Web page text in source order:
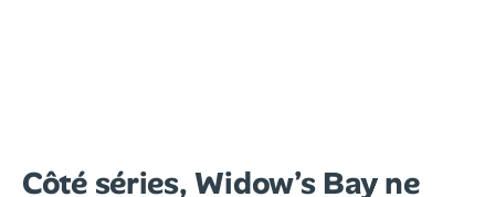
Côté séries, Widow’s Bay ne